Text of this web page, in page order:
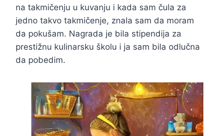
na takmičenju u kuvanju i kada sam čula za
jedno takvo takmičenje, znala sam da moram
da pokušam. Nagrada je bila stipendija za
prestižnu kulinarsku školu i ja sam bila odlučna
da pobedim.